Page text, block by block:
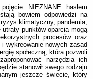
NIEZNANE hasłem
bowiem odpowiedzi na
klimatyczny, pandemia,
punktów oparcia mogą
procesów oraz
wykreowanie nowych zasad
społeczną, która pozwoli
narzędzia ich
stanowił swego rodzaju
jeszcze świecie, który